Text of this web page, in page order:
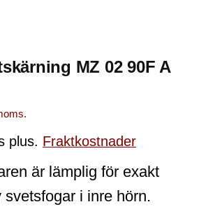
MZ 02 90F A
plus. Fraktkostnader
är lämplig för exakt
svetsfogar i inre hörn.